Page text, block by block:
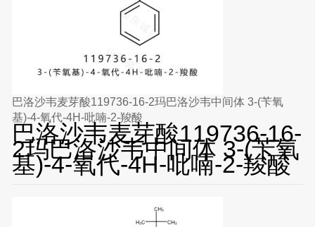
巴洛沙韦麦芽酸119736-16-2玛巴洛沙韦中间体 3-(苄氧
基)-4-氧代-4H-吡喃-2-羧酸
巴洛沙韦麦芽酸119736-16-
2玛巴洛沙韦中间体 3-(苄氧
基)-4-氧代-4H-吡喃-2-羧酸